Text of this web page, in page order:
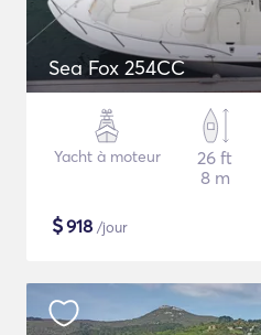
Sea Fox 254CC
Yacht à moteur
26 ft
8 m
$918 /jour